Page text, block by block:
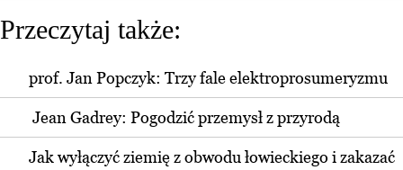
Przeczytaj także:
prof. Jan Popczyk: Trzy fale elektroprosumeryzmu
Jean Gadrey: Pogodzić przemysł z przyrodą
Jak wyłączyć ziemię z obwodu łowieckiego i zakazać